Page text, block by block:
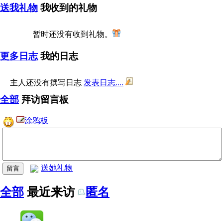
送我礼物 我收到的礼物
暂时还没有收到礼物。
更多日志 我的日志
主人还没有撰写日志 发表日志....
全部 拜访留言板
涂鸦板
送她礼物
全部 最近来访 匿名